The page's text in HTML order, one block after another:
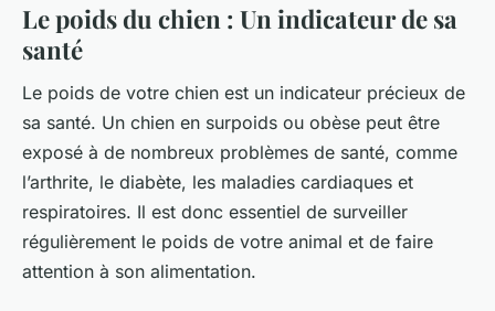
Le poids du chien : Un indicateur de sa
santé
Le poids de votre chien est un indicateur précieux de
sa santé. Un chien en surpoids ou obèse peut être
exposé à de nombreux problèmes de santé, comme
l’arthrite, le diabète, les maladies cardiaques et
respiratoires. Il est donc essentiel de surveiller
régulièrement le poids de votre animal et de faire
attention à son alimentation.